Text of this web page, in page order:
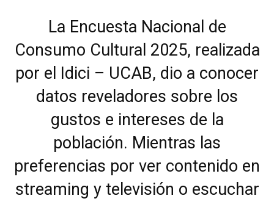
La Encuesta Nacional de
Consumo Cultural 2025, realizada
por el Idici – UCAB, dio a conocer
datos reveladores sobre los
gustos e intereses de la
población. Mientras las
preferencias por ver contenido en
streaming y televisión o escuchar